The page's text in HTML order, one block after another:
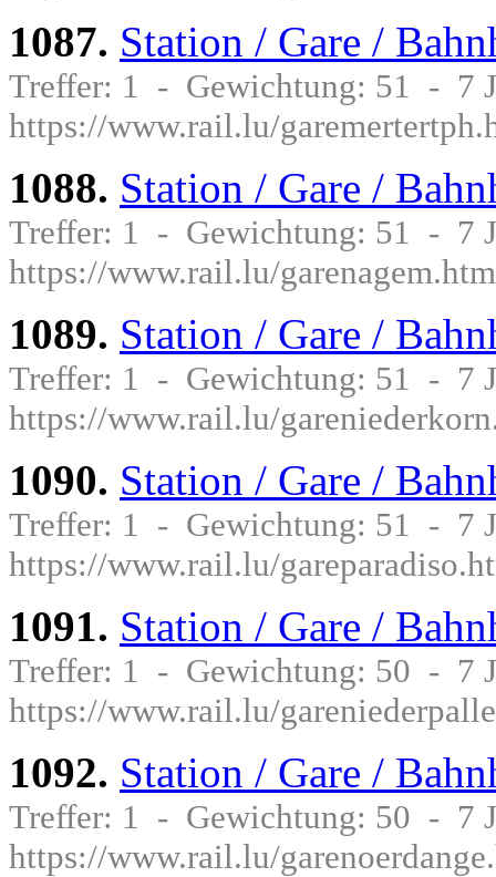
1087. Station / Gare /
Treffer: 1 - Gewichtung: 51 - 7
https://www.rail.lu/
1088. Station / Gare /
Treffer: 1 - Gewichtung: 51 - 7
https://www.rail.lu/
1089. Station / Gare /
Treffer: 1 - Gewichtung: 51 - 7
https://www.rail.lu/
1090. Station / Gare /
Treffer: 1 - Gewichtung: 51 - 7
https://www.rail.lu/
1091. Station / Gare /
Treffer: 1 - Gewichtung: 50 - 7
https://www.rail.lu/
1092. Station / Gare /
Treffer: 1 - Gewichtung: 50 - 7
https://www.rail.lu/